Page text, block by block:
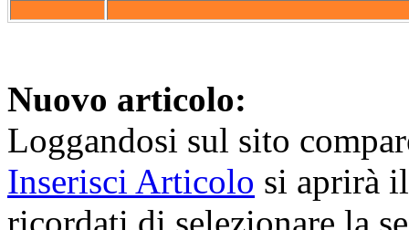
Nuovo articolo:
Loggandosi sul sito
Inserisci Articolo si aprirà